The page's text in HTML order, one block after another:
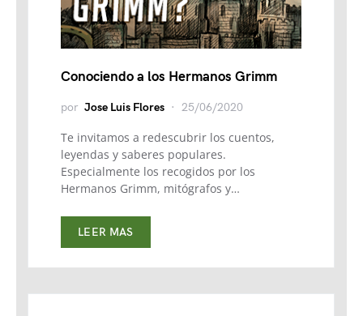
Conociendo a los Hermanos Grimm
por Jose Luis Flores 25/06/2020
Te invitamos a redescubrir los cuentos,
leyendas y saberes populares.
Especialmente los recogidos por los
Hermanos Grimm, mitógrafos y…
LEER MAS